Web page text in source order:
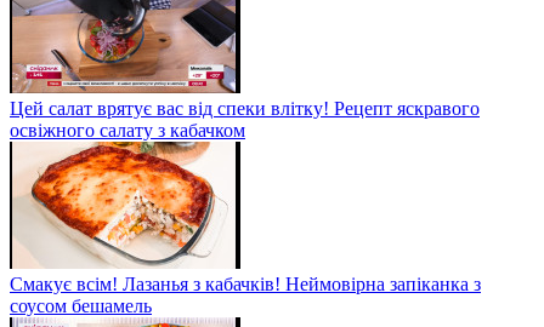
Цей салат врятує вас від спеки влітку! Рецепт яскравого
освіжного салату з кабачком
Смакує всім! Лазанья з кабачків! Неймовірна запіканка з
соусом бешамель